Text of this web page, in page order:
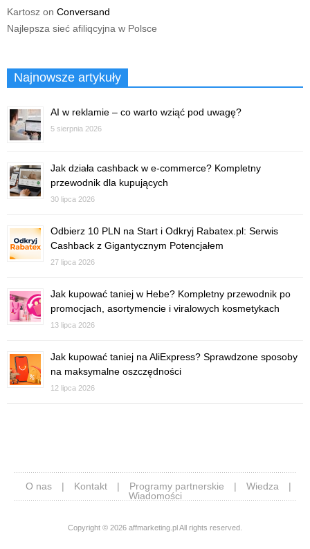
Kartosz on Conversand
Najlepsza sieć afiliqcyjna w Polsce
Najnowsze artykuły
AI w reklamie – co warto wziąć pod uwagę?
5 sierpnia 2026
Jak działa cashback w e-commerce? Kompletny
przewodnik dla kupujących
30 lipca 2026
Odbierz 10 PLN na Start i Odkryj Rabatex.pl: Serwis
Cashback z Gigantycznym Potencjałem
27 lipca 2026
Jak kupować taniej w Hebe? Kompletny przewodnik po
promocjach, asortymencie i viralowych kosmetykach
13 lipca 2026
Jak kupować taniej na AliExpress? Sprawdzone sposoby
na maksymalne oszczędności
12 lipca 2026
O nas | Kontakt | Programy partnerskie | Wiedza
|
Wiadomości
Copyright © 2026 affmarketing.pl All rights reserved.